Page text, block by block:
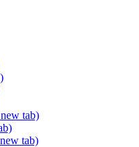
tab)
tab)